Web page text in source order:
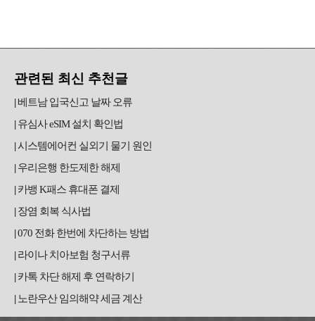
관련된 최신 추천글
베트남 입국신고 날짜 오류
유심사 eSIM 설치 확인법
시스템에어컨 실외기 물기 원인
우리은행 한도제한 해제
카뱅 K패스 휴대폰 결제
장염 회복 식사법
070 전화 한번에 차단하는 방법
라이나 치아보험 청구서류
카톡 차단 해제 후 연락하기
노란우산 임의해약 세금 계산